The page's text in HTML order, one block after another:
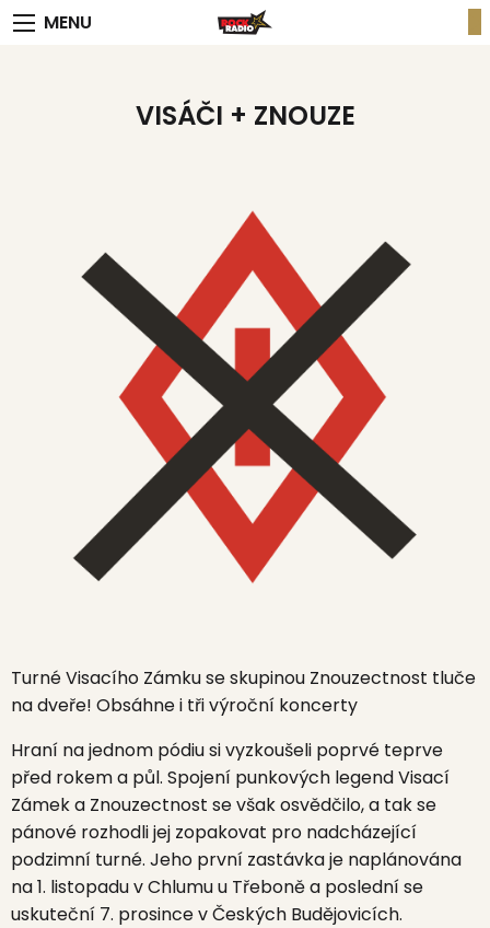
MENU
VISÁČI + ZNOUZE
TurnéVisacího Zámkuse skupinou Znouzectnost tluče
na dveře! Obsáhne i tři výroční koncerty
Hraní na jednom pódiu si vyzkoušeli poprvé teprve
před rokem a půl. Spojení punkových legendVisací
Zámeka Znouzectnost se však osvědčilo, a tak se
pánové rozhodli jej zopakovat pro nadcházející
podzimní turné. Jeho první zastávka je naplánována
na 1. listopadu vChlumu u Třeboněa poslední se
uskuteční 7. prosince vČeských Budějovicích.